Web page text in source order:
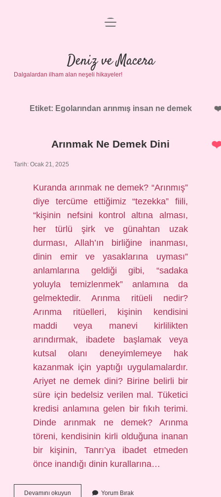
Anasayfa
Gizlilik Politikası
Yasal Uyarı
menüyü
Deniz ve Macera
Dalgalardan ilham alan neşeli hikayeler!
Etiket: Egolarından arınmış insan ne demek
Arınmak Ne Demek Dini
Tarih: Ocak 21, 2025
Kuranda arınmak ne demek? “Arınmış”
diye tercüme ettiğimiz “tezekka” fiili,
“kişinin nefsini kontrol altına alması,
her türlü şirk ve günahtan uzak
durması, Allah’ın birliğine inanması,
dinin emir ve yasaklarına uyması”
anlamlarına geldiği gibi, “sadaka
yoluyla temizlenmek” anlamına da
gelmektedir. Arınma ritüeli nedir?
Arınma ritüelleri, kişinin kendisini
maddi veya manevi kirlilikten
arındırmak, ibadete başlamak veya
kutsal olanı deneyimlemeye hak
kazanmak için yaptığı uygulamalardır.
Ariyet ne demek dini? Birine belirli bir
süre için bedelsiz verilen mal. Tüketici
kredisi anlamına gelen bir fıkıh terimi.
Dinde arınmak ne demek? Arınma
töreni, kendisinin kirli olduğuna inanan
bir kişinin, Tanrı’ya ibadet etmeden
önce inandığı dinin kurallarına…
Devamını okuyun Arınmak
Yorum Bırak